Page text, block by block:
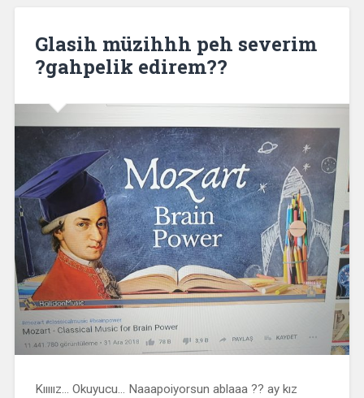
Glasih müzihhh peh severim
?gahpelik edirem??
Kııııız… Okuyucu… Naaapoiyorsun ablaaa ?? ay kız